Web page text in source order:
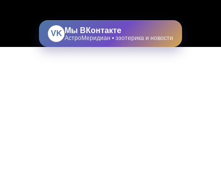
VK Мы ВКонтакте
АстроМеридиан • эзотерика и новости